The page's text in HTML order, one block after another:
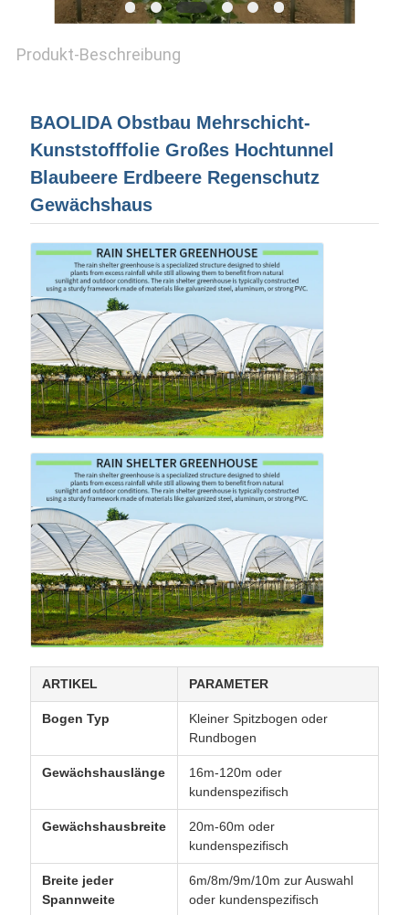
DATENSCHUTZ-
Produkt-Beschreibung
BAOLIDA Obstbau Mehrschicht-
Kunststofffolie Großes Hochtunnel
Blaubeere Erdbeere Regenschutz
Gewächshaus
ARTIKEL PARAMETER
Bogen Typ
Kleiner Spitzbogen oder
Rundbogen
Gewächshauslänge
16m-120m oder
kundenspezifisch
Gewächshausbreite
20m-60m oder
kundenspezifisch
Breite jeder
Spannweite
6m/8m/9m/10m zur Auswahl
oder kundenspezifisch